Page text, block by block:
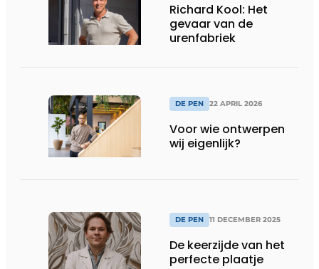
Richard Kool: Het
gevaar van de
urenfabriek
DE PEN 22 APRIL 2026
Voor wie ontwerpen
wij eigenlijk?
DE PEN 11 DECEMBER 2025
De keerzijde van het
perfecte plaatje